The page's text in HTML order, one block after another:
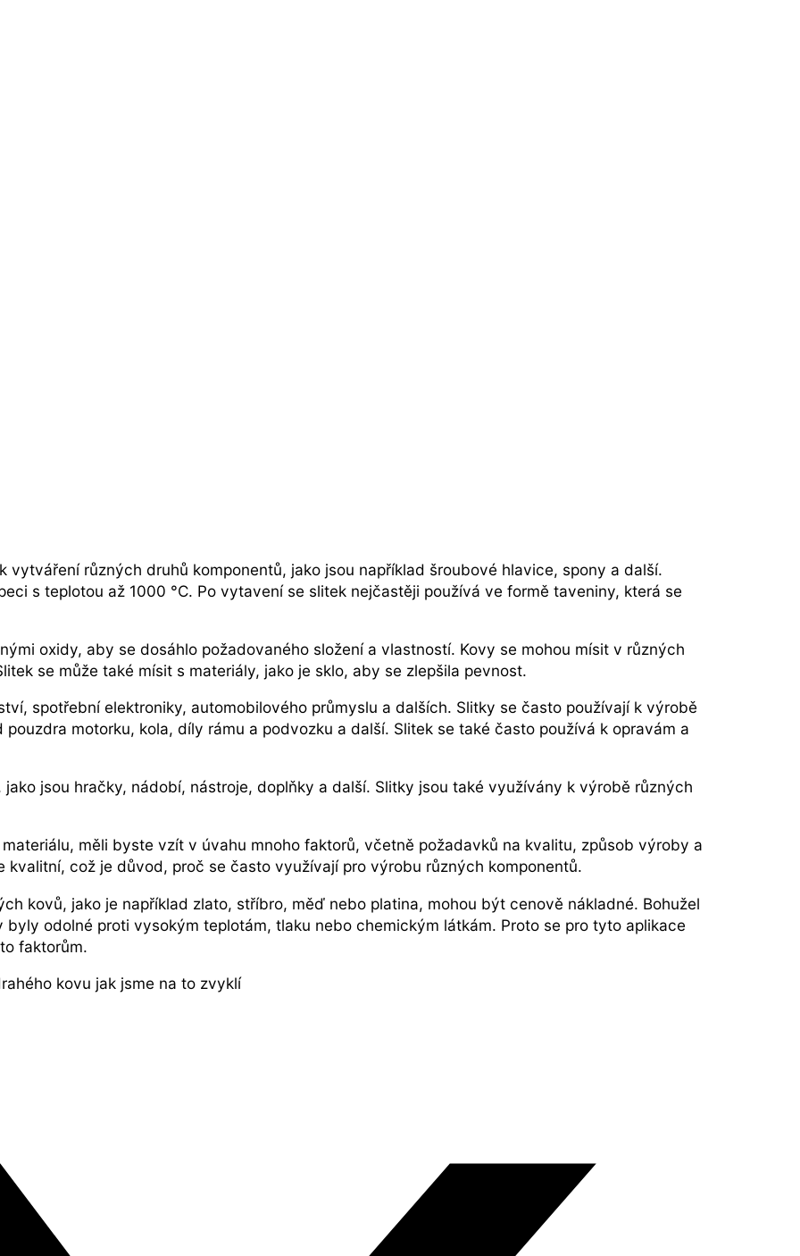
různých druhů komponentů, jako jsou například šroubové hlavice, spony a další.
s teplotou až 1000 °C. Po vytavení se slitek nejčastěji používá ve formě taveniny, která se
oxidy, aby se dosáhlo požadovaného složení a vlastností. Kovy se mohou mísit v různých
se může také mísit s materiály, jako je sklo, aby se zlepšila pevnost.
spotřební elektroniky, automobilového průmyslu a dalších. Slitky se často používají k výrobě
motorku, kola, díly rámu a podvozku a další. Slitek se také často používá k opravám a
jsou hračky, nádobí, nástroje, doplňky a další. Slitky jsou také využívány k výrobě různých
měli byste vzít v úvahu mnoho faktorů, včetně požadavků na kvalitu, způsob výroby a
což je důvod, proč se často využívají pro výrobu různých komponentů.
kovů, jako je například zlato, stříbro, měď nebo platina, mohou být cenově nákladné. Bohužel
odolné proti vysokým teplotám, tlaku nebo chemickým látkám. Proto se pro tyto aplikace
faktorům.
kovu jak jsme na to zvyklí